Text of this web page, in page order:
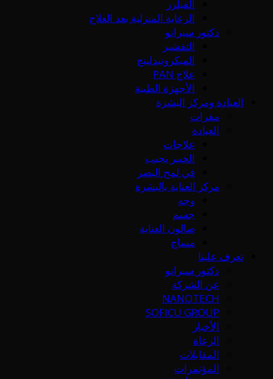
الفيلرز
الرعاية المنزلية بعد العلاج
دكتور سيرانو
التقشير
الميكرونيدلينج
علاج PAN
الأجهزة الطبية
العيادة ومركز البشرة
مقرات
العيادة
علاجات
الخبير يجيب
في لمح البصر
مركز العناية بالبشرة
وجه
جسم
صالون العناية
مساج
تعرف علينا
دكتور سيرانو
عن الشركة
NANOTECH
SOFICU GROUP
الأخبار
الرعاة
المقابلات
المؤتمرات